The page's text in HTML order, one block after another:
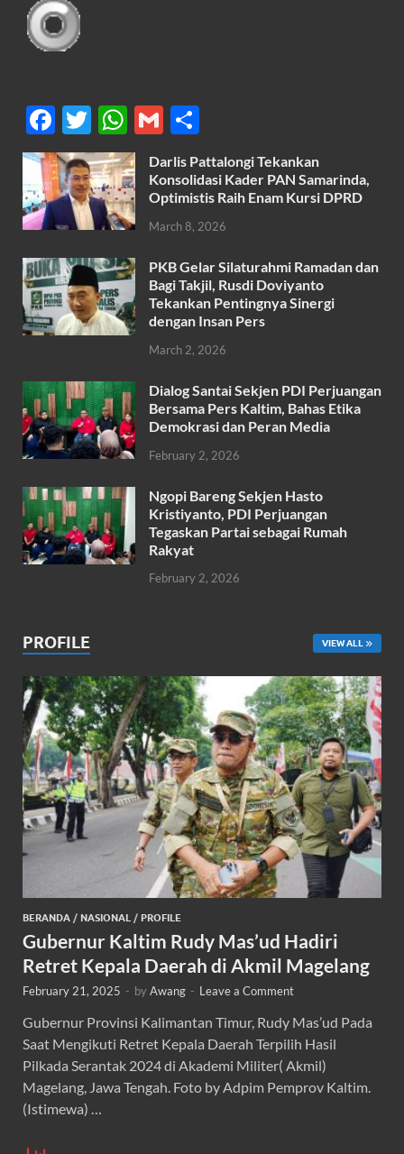
F
ac
e
b
o
o
k
T
w
itt
er
W
h
at
s
A
p
p
G
m
ail
h
ar
e
Darlis Pattalongi Tekankan
Konsolidasi Kader PAN Samarinda,
Optimistis Raih Enam Kursi DPRD
March 8, 2026
PKB Gelar Silaturahmi Ramadan dan
Bagi Takjil, Rusdi Doviyanto
Tekankan Pentingnya Sinergi
dengan Insan Pers
March 2, 2026
Dialog Santai Sekjen PDI Perjuangan
Bersama Pers Kaltim, Bahas Etika
Demokrasi dan Peran Media
February 2, 2026
Ngopi Bareng Sekjen Hasto
Kristiyanto, PDI Perjuangan
Tegaskan Partai sebagai Rumah
Rakyat
February 2, 2026
PROFILE VIEW ALL
BERANDA / NASIONAL / PROFILE
Gubernur Kaltim Rudy Mas’ud Hadiri
Retret Kepala Daerah di Akmil Magelang
February 21, 2025 - byAwang - Leave a Comment
Gubernur Provinsi Kalimantan Timur, Rudy Mas’ud Pada
Saat Mengikuti Retret Kepala Daerah Terpilih Hasil
Pilkada Serantak 2024 di Akademi Militer( Akmil)
Magelang, Jawa Tengah. Foto by Adpim Pemprov Kaltim.
(Istimewa) …